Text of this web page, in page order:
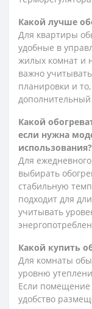
Какой лучше
Для квартиры
удобные в
жилых комнат и
важно
планировки и
дополнительный
Какой
если нужна
использования?
Для
выбирать
стабильную
подходит для
учитывать
Какой купить
Для комнаты
уровню
Если помещение
удобство